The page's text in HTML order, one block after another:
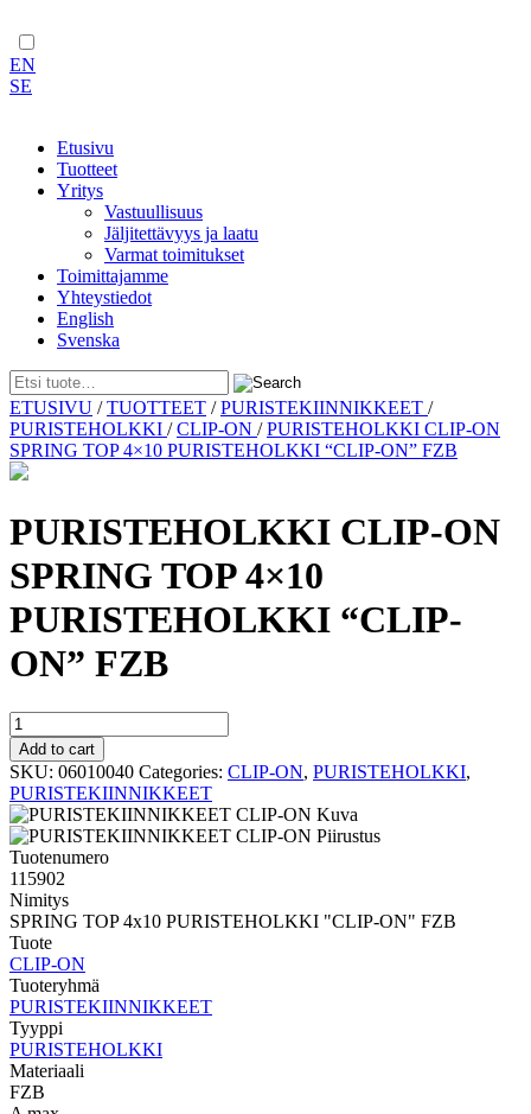
EN
SE
Etusivu
Tuotteet
Yritys
Vastuullisuus
Jäljitettävyys ja laatu
Varmat toimitukset
Toimittajamme
Yhteystiedot
English
Svenska
Skip
to
content
ETUSIVU /TUOTTEET /PURISTEKIINNIKKEET /
PURISTEHOLKKI /CLIP-ON /PURISTEHOLKKI CLIP-ON
SPRING TOP 4×10 PURISTEHOLKKI “CLIP-ON” FZB
PURISTEHOLKKI CLIP-ON
SPRING TOP 4×10
PURISTEHOLKKI “CLIP-
ON” FZB
PURISTEHOLKKI
CLIP-
ON
SPRING
TOP
4x10
PURISTEHOLKKI
"CLIP-
ON"
FZB
quantity
Add to cart
SKU: 06010040 Categories: CLIP-ON, PURISTEHOLKKI,
PURISTEKIINNIKKEET
Tuotenumero
115902
Nimitys
SPRING TOP 4x10 PURISTEHOLKKI "CLIP-ON" FZB
Tuote
CLIP-ON
Tuoteryhmä
PURISTEKIINNIKKEET
Tyyppi
PURISTEHOLKKI
Materiaali
FZB